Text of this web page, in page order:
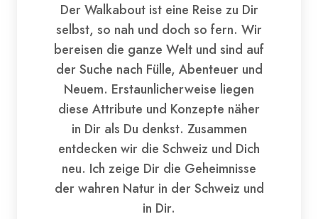
Der Walkabout ist eine Reise zu Dir
selbst, so nah und doch so fern. Wir
bereisen die ganze Welt und sind auf
der Suche nach Fülle, Abenteuer und
Neuem. Erstaunlicherweise liegen
diese Attribute und Konzepte näher
in Dir als Du denkst. Zusammen
entdecken wir die Schweiz und Dich
neu. Ich zeige Dir die Geheimnisse
der wahren Natur in der Schweiz und
in Dir.